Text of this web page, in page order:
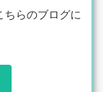
ちらのブログに